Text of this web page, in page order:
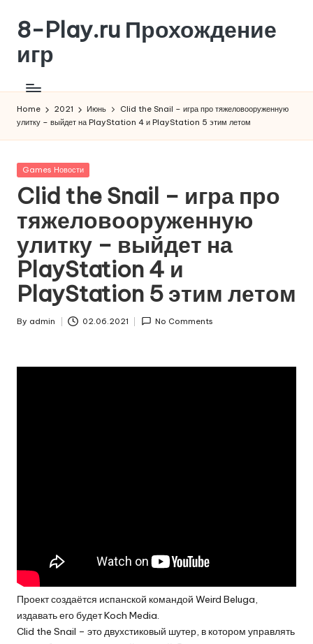
Skip
content
8-Play.ru Прохождение
игр
Home 2021 Июнь
Clid the Snail – игра про тяжеловооруженную
улитку – выйдет на PlayStation 4 и PlayStation 5 этим летом
Posted
Games Новости
Clid the Snail – игра про
тяжеловооруженную
улитку – выйдет на
PlayStation 4 и
PlayStation 5 этим летом
Posted
By admin 02.06.2021 No Comments
Проект создаётся испанской командой Weird Beluga,
издавать его будет Koch Media.
Clid the Snail – это двухстиковый шутер, в котором управлять